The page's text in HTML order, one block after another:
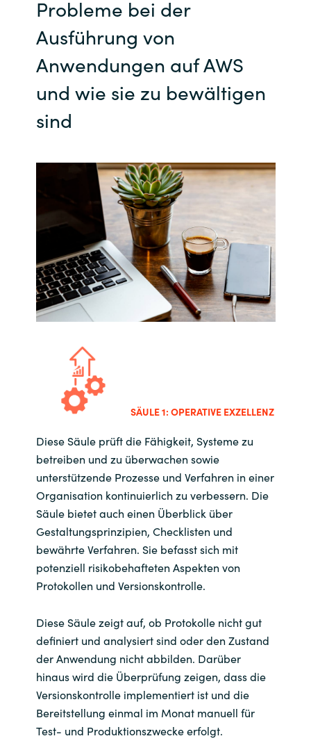
Probleme bei der
Ausführung von
Anwendungen auf AWS
und wie sie zu bewältigen
sind
SÄULE 1: OPERATIVE EXZELLENZ
Diese Säule prüft die Fähigkeit, Systeme zu
betreiben und zu überwachen sowie
unterstützende Prozesse und Verfahren in einer
Organisation kontinuierlich zu verbessern. Die
Säule bietet auch einen Überblick über
Gestaltungsprinzipien, Checklisten und
bewährte Verfahren. Sie befasst sich mit
potenziell risikobehafteten Aspekten von
Protokollen und Versionskontrolle.
Diese Säule zeigt auf, ob Protokolle nicht gut
definiert und analysiert sind oder den Zustand
der Anwendung nicht abbilden. Darüber
hinaus wird die Überprüfung zeigen, dass die
Versionskontrolle implementiert ist und die
Bereitstellung einmal im Monat manuell für
Test- und Produktionszwecke erfolgt.